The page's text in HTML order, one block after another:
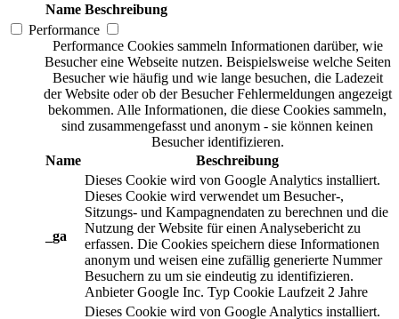
Name Beschreibung
Performance
Performance Cookies sammeln Informationen darüber, wie
Besucher eine Webseite nutzen. Beispielsweise welche Seiten
Besucher wie häufig und wie lange besuchen, die Ladezeit
der Website oder ob der Besucher Fehlermeldungen angezeigt
bekommen. Alle Informationen, die diese Cookies sammeln,
sind zusammengefasst und anonym - sie können keinen
Besucher identifizieren.
Name
Beschreibung
_ga
Dieses Cookie wird von Google Analytics installiert.
Dieses Cookie wird verwendet um Besucher-,
Sitzungs- und Kampagnendaten zu berechnen und die
Nutzung der Website für einen Analysebericht zu
erfassen. Die Cookies speichern diese Informationen
anonym und weisen eine zufällig generierte Nummer
Besuchern zu um sie eindeutig zu identifizieren.
Anbieter Google Inc. Typ Cookie Laufzeit 2 Jahre
Dieses Cookie wird von Google Analytics installiert.